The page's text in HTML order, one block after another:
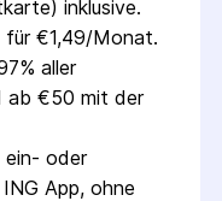
inklusive.
€1,49/Monat.
aller
ab €50 mit der
ein- oder
App, ohne